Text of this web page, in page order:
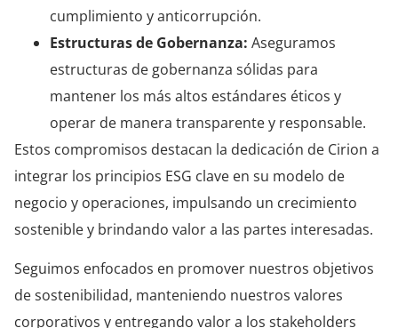
cumplimiento y anticorrupción.
Estructuras de Gobernanza: Aseguramos
estructuras de gobernanza sólidas para
mantener los más altos estándares éticos y
operar de manera transparente y responsable.
Estos compromisos destacan la dedicación de Cirion a
integrar los principios ESG clave en su modelo de
negocio y operaciones, impulsando un crecimiento
sostenible y brindando valor a las partes interesadas.
Seguimos enfocados en promover nuestros objetivos
de sostenibilidad, manteniendo nuestros valores
corporativos y entregando valor a los stakeholders